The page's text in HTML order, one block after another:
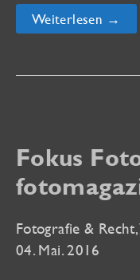
With
Your
Mit
Weiterlesen →
Fokus
Fotografie & Recht,
04. Mai. 2016